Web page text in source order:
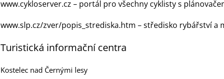
www.cykloserver.cz – portál pro všechny cyklisty s
www.slp.cz/zver/popis_strediska.htm – středisko rybářství a
Turistická informační centra
Kostelec nad Černými lesy